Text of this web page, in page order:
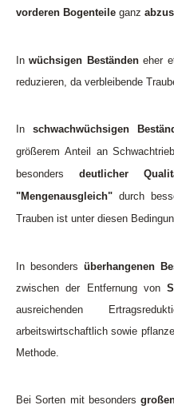
vorderen Bogenteile ganz
Inwüchsigen Beständeneher
reduzieren, da verbleibende
In schwachwüchsigen
größerem Anteil an
besonders deutlicher
"Mengenausgleich" durch
Trauben ist unter diesen
In besonders überhangenen
zwischen der Entfernung von
ausreichenden
arbeitswirtschaftlich sowie
Methode.
Bei Sorten mit besonders